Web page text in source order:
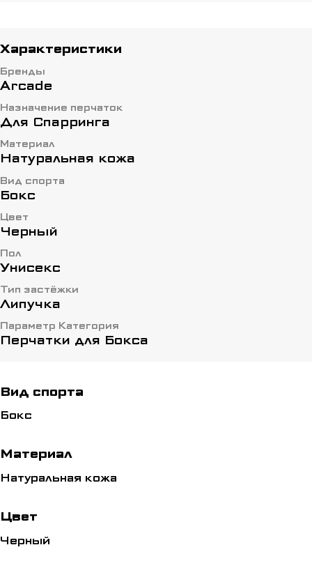
Характеристики
Бренды
Arcade
Назначение перчаток
Для Спарринга
Материал
Натуральная кожа
Вид спорта
Бокс
Цвет
Черный
Пол
Унисекс
Тип застёжки
Липучка
Параметр Категория
Перчатки для Бокса
Вид спорта
Бокс
Материал
Натуральная кожа
Цвет
Черный